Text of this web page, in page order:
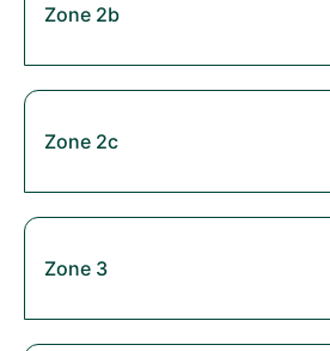
Zone 2b
Zone 2c
Zone 3